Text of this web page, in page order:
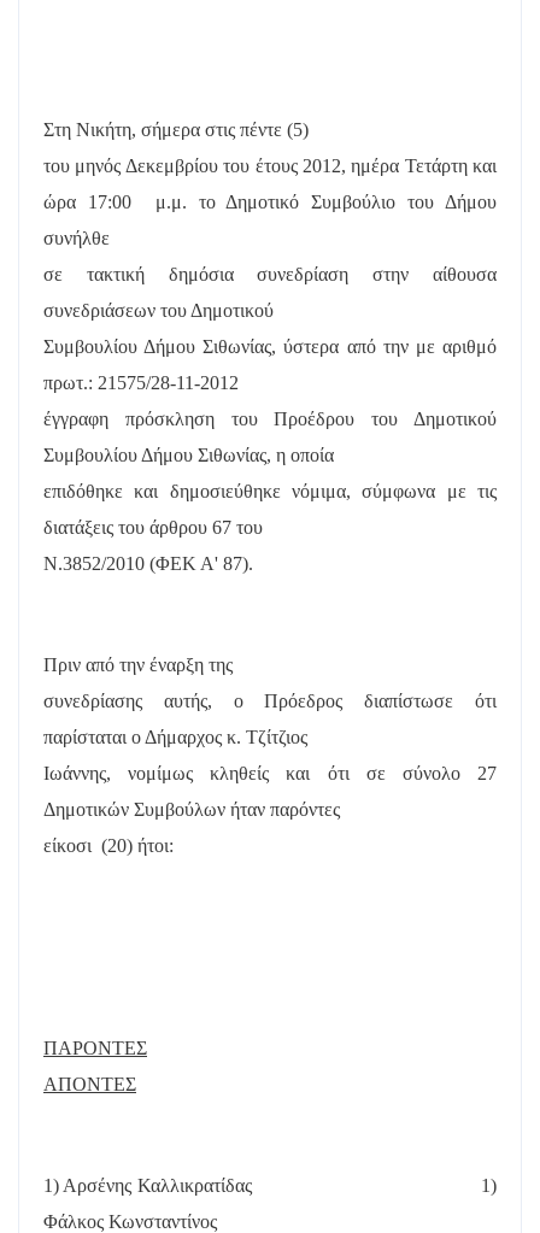
Στη Νικήτη, σήμερα στις πέντε (5)
του μηνός Δεκεμβρίου του έτους 2012, ημέρα Τετάρτη και
ώρα 17:00
μ.μ. το Δημοτικό Συμβούλιο του Δήμου
συνήλθε
σε τακτική δημόσια συνεδρίαση στην αίθουσα
συνεδριάσεων του Δημοτικού
Συμβουλίου Δήμου Σιθωνίας, ύστερα από την με αριθμό
πρωτ.: 21575/28-11-2012
έγγραφη πρόσκληση του Προέδρου του Δημοτικού
Συμβουλίου Δήμου Σιθωνίας, η οποία
επιδόθηκε και δημοσιεύθηκε νόμιμα, σύμφωνα με τις
διατάξεις του άρθρου 67 του
Ν.3852/2010 (ΦΕΚ Α' 87).
Πριν από την έναρξη της
συνεδρίασης αυτής, ο Πρόεδρος διαπίστωσε ότι
παρίσταται ο Δήμαρχος κ. Τζίτζιος
Ιωάννης, νομίμως κληθείς και ότι σε σύνολο 27
Δημοτικών Συμβούλων ήταν παρόντες
είκοσι (20) ήτοι:
ΠΑΡΟΝΤΕΣ
ΑΠΟΝΤΕΣ
1) Αρσένης Καλλικρατίδας
1)
Φάλκος Κωνσταντίνος